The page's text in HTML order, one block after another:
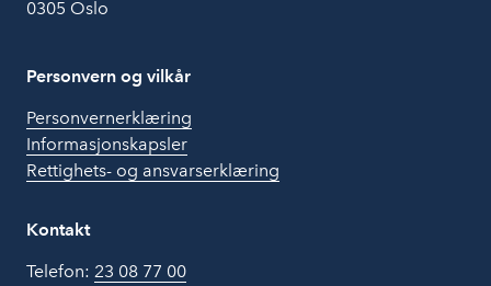
0305 Oslo
Personvern og vilkår
Personvernerklæring
Informasjonskapsler
Rettighets- og ansvarserklæring
Kontakt
Telefon: 23 08 77 00